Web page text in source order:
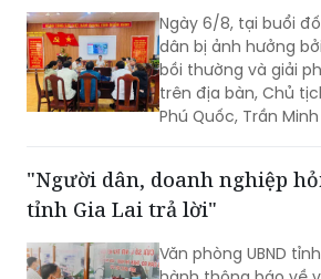
Phó Giám đốc
diện lãnh đạo một
Công an tỉnh.
bồi thường và giải
trên địa bàn, Chủ
Phú Quốc, Trần
lắng nghe, giải đáp
người dân và đưa
nhằm bảo đảm tối
"Người dân, doanh nghiệp
Văn phòng UBND
hành thông báo về
Chuyên mục “Người
hỏi - Chính quyền